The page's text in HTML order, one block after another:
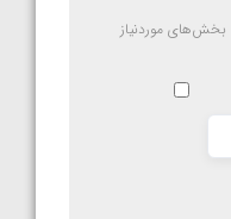
بخش‌های موردنیاز